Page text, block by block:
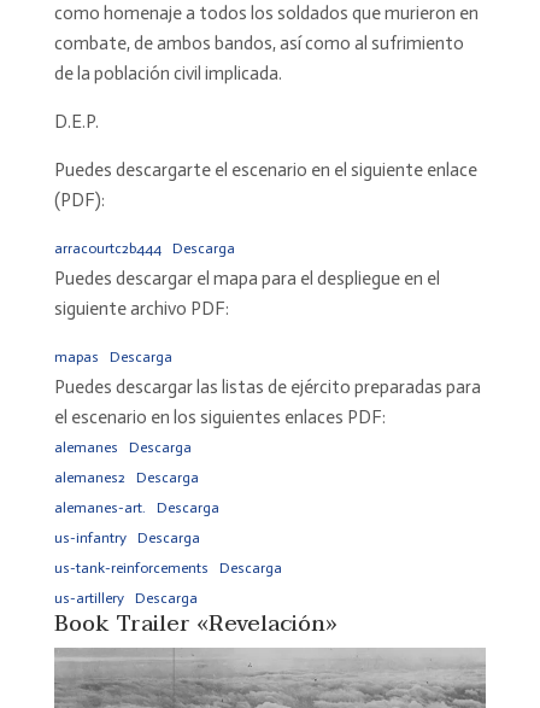
como homenaje a todos los soldados que murieron en
combate, de ambos bandos, así como al sufrimiento
de la población civil implicada.
D.E.P.
Puedes descargarte el escenario en el siguiente enlace
(PDF):
arracourtc2b444 Descarga
Puedes descargar el mapa para el despliegue en el
siguiente archivo PDF:
mapas Descarga
Puedes descargar las listas de ejército preparadas para
el escenario en los siguientes enlaces PDF:
alemanes
Descarga
alemanes2
Descarga
alemanes-art.
Descarga
us-infantry
Descarga
us-tank-reinforcements
Descarga
us-artillery
Descarga
Book Trailer «Revelación»
Reproductor
de